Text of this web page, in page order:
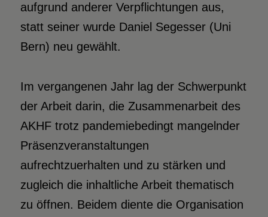
aufgrund anderer Verpflichtungen aus,
statt seiner wurde Daniel Segesser (Uni
Bern) neu gewählt.
Im vergangenen Jahr lag der Schwerpunkt
der Arbeit darin, die Zusammenarbeit des
AKHF trotz pandemiebedingt mangelnder
Präsenzveranstaltungen
aufrechtzuerhalten und zu stärken und
zugleich die inhaltliche Arbeit thematisch
zu öffnen. Beidem diente die Organisation